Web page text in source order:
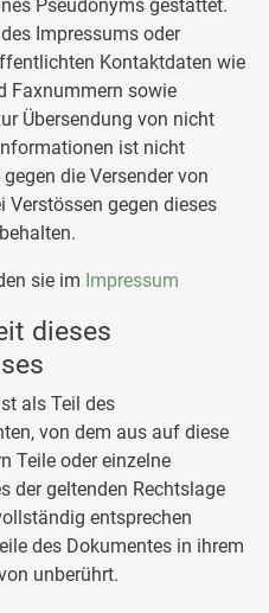
Pseudonyms gestattet.
Impressums oder
Kontaktdaten wie
Faxnummern sowie
Übersendung von nicht
ist nicht
die Versender von
gegen dieses
sie im Impressum
dieses
als Teil des
von dem aus auf diese
Teile oder einzelne
der geltenden Rechtslage
entsprechen
des Dokumentes in ihrem
unberührt.